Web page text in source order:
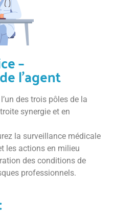
–
l’agent
des trois pôles de la
synergie et en
la surveillance médicale
les actions en milieu
des conditions de
professionnels.